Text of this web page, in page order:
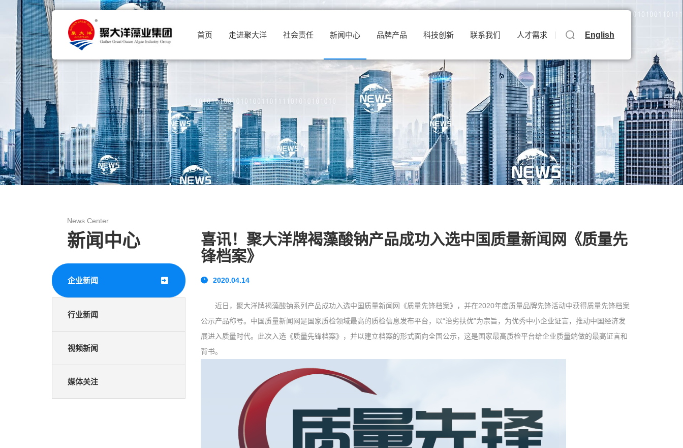
首页 走进聚大洋 社会责任 新闻中心 品牌产品 科技创新 联系我们 人才需求 English
News Center
新闻中心
企业新闻
行业新闻
视频新闻
媒体关注
喜讯！聚大洋牌褐藻酸钠产品成功入选中国质量新闻网《质量先
锋档案》
2020.04.14
近日，聚大洋牌褐藻酸钠系列产品成功入选中国质量新闻网《质量先锋档案》，并在2020年度质量品牌先锋活动中获得质量先锋档案
公示产品称号。中国质量新闻网是国家质检领域最高的质检信息发布平台，以“治劣扶优”为宗旨，为优秀中小企业证言，推动中国经济发
展进入质量时代。此次入选《质量先锋档案》，并以建立档案的形式面向全国公示，这是国家最高质检平台给企业质量端做的最高证言和
背书。